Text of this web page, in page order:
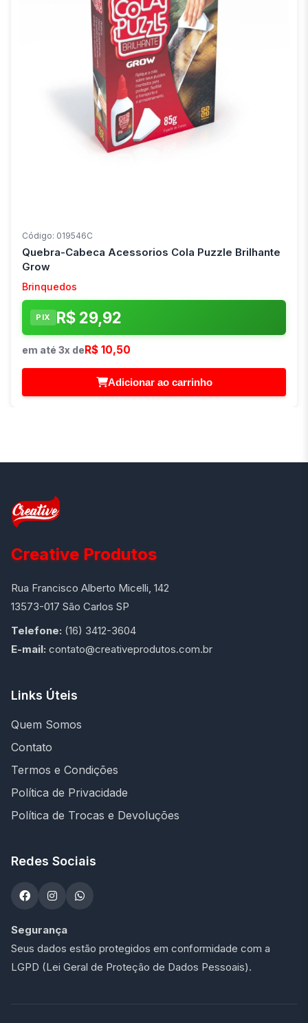
Código: 019546C
Quebra-Cabeca Acessorios Cola Puzzle Brilhante
Grow
Brinquedos
PIX R$ 29,92
em até 3x deR$ 10,50
Adicionar ao carrinho
Creative Produtos
Rua Francisco Alberto Micelli, 142
13573-017 São Carlos SP
Telefone: (16) 3412-3604
E-mail: contato@creativeprodutos.com.br
Links Úteis
Quem Somos
Contato
Termos e Condições
Política de Privacidade
Política de Trocas e Devoluções
Redes Sociais
Segurança
Seus dados estão protegidos em conformidade com a
LGPD (Lei Geral de Proteção de Dados Pessoais).